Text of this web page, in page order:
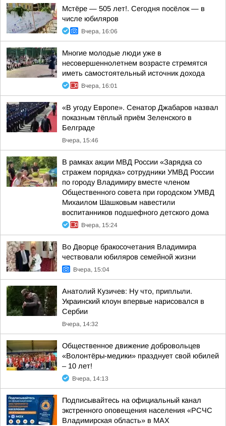
Мстёре — 505 лет!. Сегодня посёлок — в
числе юбиляров
Вчера, 16:06
Многие молодые люди уже в
несовершеннолетнем возрасте стремятся
иметь самостоятельный источник дохода
Вчера, 16:01
«В угоду Европе». Сенатор Джабаров назвал
показным тёплый приём Зеленского в
Белграде
Вчера, 15:46
В рамках акции МВД России «Зарядка со
стражем порядка» сотрудники УМВД России
по городу Владимиру вместе членом
Общественного совета при городском УМВД
Михаилом Шашковым навестили
воспитанников подшефного детского дома
Вчера, 15:24
Во Дворце бракосочетания Владимира
чествовали юбиляров семейной жизни
Вчера, 15:04
Анатолий Кузичев: Ну что, приплыли.
Украинский клоун впервые нарисовался в
Сербии
Вчера, 14:32
Общественное движение добровольцев
«Волонтёры-медики» празднует свой юбилей
– 10 лет!
Вчера, 14:13
Подписывайтесь на официальный канал
экстренного оповещения населения «РСЧС
Владимирская область» в МАХ